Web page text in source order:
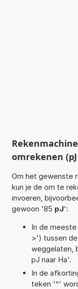
omrekenen
Om het gewenste
kun je de om te
invoeren,
gewoon '85 pJ':
In de
>') tussen
weggelaten,
pJ naar Ha'.
In de
teken '^'